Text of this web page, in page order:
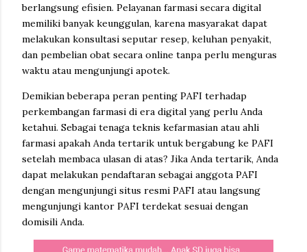
berlangsung efisien. Pelayanan farmasi secara digital
memiliki banyak keunggulan, karena masyarakat dapat
melakukan konsultasi seputar resep, keluhan penyakit,
dan pembelian obat secara online tanpa perlu menguras
waktu atau mengunjungi apotek.
Demikian beberapa peran penting PAFI terhadap
perkembangan farmasi di era digital yang perlu Anda
ketahui. Sebagai tenaga teknis kefarmasian atau ahli
farmasi apakah Anda tertarik untuk bergabung ke PAFI
setelah membaca ulasan di atas? Jika Anda tertarik, Anda
dapat melakukan pendaftaran sebagai anggota PAFI
dengan mengunjungi situs resmi PAFI atau langsung
mengunjungi kantor PAFI terdekat sesuai dengan
domisili Anda.